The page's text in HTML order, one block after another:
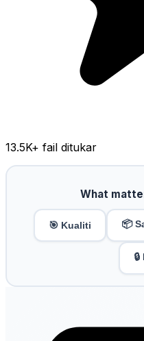
13.5K+ fail ditukar
What
🎯 Kualiti 📦